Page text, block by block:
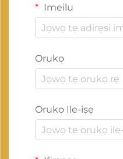
Imeilu
Orukọ
Orukọ Ile-iṣẹ